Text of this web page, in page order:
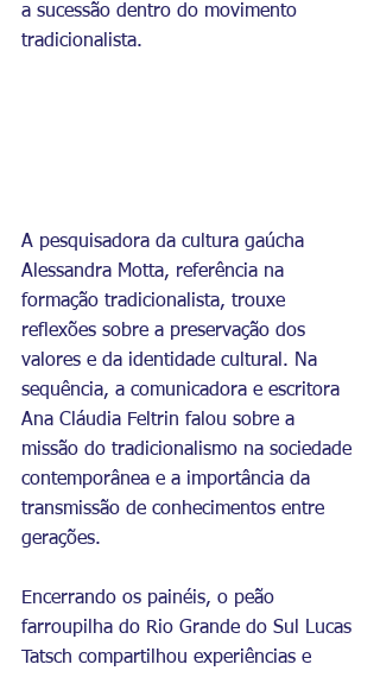
a sucessão dentro do movimento
tradicionalista.
A pesquisadora da cultura gaúcha
Alessandra Motta, referência na
formação tradicionalista, trouxe
reflexões sobre a preservação dos
valores e da identidade cultural. Na
sequência, a comunicadora e escritora
Ana Cláudia Feltrin falou sobre a
missão do tradicionalismo na sociedade
contemporânea e a importância da
transmissão de conhecimentos entre
gerações.
Encerrando os painéis, o peão
farroupilha do Rio Grande do Sul Lucas
Tatsch compartilhou experiências e